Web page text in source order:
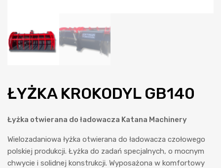
ŁYŻKA KROKODYL GB140
Łyżka otwierana do ładowacza Katana Machinery
Wielozadaniowa łyżka otwierana do ładowacza czołowego
polskiej produkcji. Łyżka do zadań specjalnych, o mocnym
chwycie i solidnej konstrukcji. Wyposażona w komfortowy